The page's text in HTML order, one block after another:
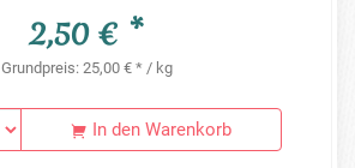
2,50 € *
Grundpreis: 25,00 € * / kg
In den Warenkorb